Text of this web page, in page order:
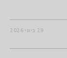
29 ביוני 2026